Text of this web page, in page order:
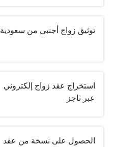
توثيق زواج أجنبي من سعودية
استخراج عقد زواج إلكتروني
عبر ناجز
الحصول على نسخة من عقد